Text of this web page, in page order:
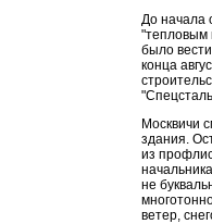
До начала
"тепловым
было
конца
Москвичи
здания.
из
не
ветер,